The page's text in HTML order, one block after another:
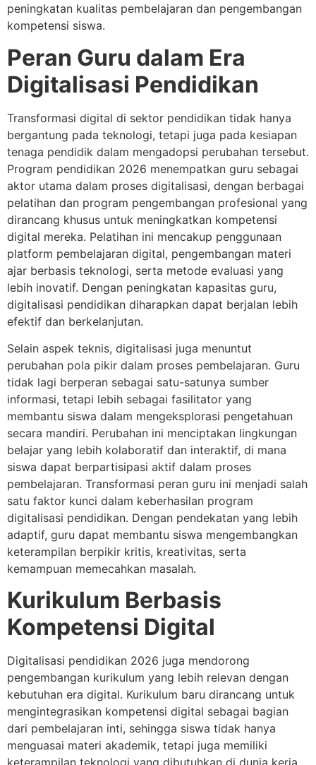
peningkatan kualitas pembelajaran dan pengembangan
kompetensi siswa.
Peran Guru dalam Era
Digitalisasi Pendidikan
Transformasi digital di sektor pendidikan tidak hanya
bergantung pada teknologi, tetapi juga pada kesiapan
tenaga pendidik dalam mengadopsi perubahan tersebut.
Program pendidikan 2026 menempatkan guru sebagai
aktor utama dalam proses digitalisasi, dengan berbagai
pelatihan dan program pengembangan profesional yang
dirancang khusus untuk meningkatkan kompetensi
digital mereka. Pelatihan ini mencakup penggunaan
platform pembelajaran digital, pengembangan materi
ajar berbasis teknologi, serta metode evaluasi yang
lebih inovatif. Dengan peningkatan kapasitas guru,
digitalisasi pendidikan diharapkan dapat berjalan lebih
efektif dan berkelanjutan.
Selain aspek teknis, digitalisasi juga menuntut
perubahan pola pikir dalam proses pembelajaran. Guru
tidak lagi berperan sebagai satu-satunya sumber
informasi, tetapi lebih sebagai fasilitator yang
membantu siswa dalam mengeksplorasi pengetahuan
secara mandiri. Perubahan ini menciptakan lingkungan
belajar yang lebih kolaboratif dan interaktif, di mana
siswa dapat berpartisipasi aktif dalam proses
pembelajaran. Transformasi peran guru ini menjadi salah
satu faktor kunci dalam keberhasilan program
digitalisasi pendidikan. Dengan pendekatan yang lebih
adaptif, guru dapat membantu siswa mengembangkan
keterampilan berpikir kritis, kreativitas, serta
kemampuan memecahkan masalah.
Kurikulum Berbasis
Kompetensi Digital
Digitalisasi pendidikan 2026 juga mendorong
pengembangan kurikulum yang lebih relevan dengan
kebutuhan era digital. Kurikulum baru dirancang untuk
mengintegrasikan kompetensi digital sebagai bagian
dari pembelajaran inti, sehingga siswa tidak hanya
menguasai materi akademik, tetapi juga memiliki